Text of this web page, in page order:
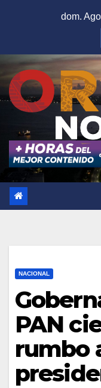
dom.
NACIONAL
PAN
rumbo